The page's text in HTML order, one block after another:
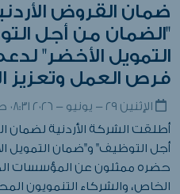
ضمان القروض
"الضمان من أجل
التمويل الأخضر"
فرص العمل وتعزيز
الإثنين ٢٩ - يونيو - ٢٠٢٦ ٠٨:٣١ صباحاً
أطلقت الشركة الأردنية لضمان
أجل التوظيف" و"ضمان
حضره ممثلون عن المؤسسات
الخاص، والشركاء التنمويون